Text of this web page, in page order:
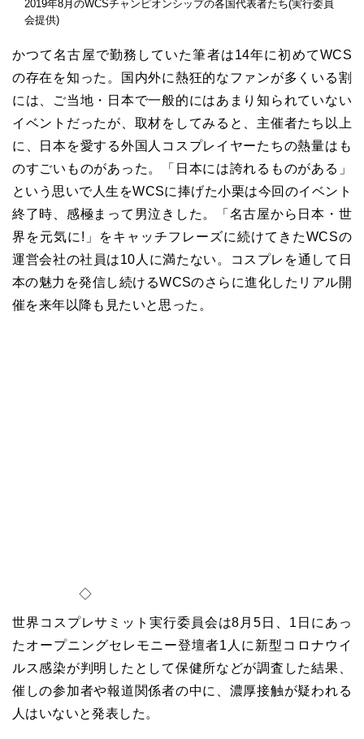
2019年8月のWCSチャンピオンシップの各国代表者たち(実行委員
会提供)
かつて名古屋で勤務していた筆者は14年に初めてWCS
の存在を知った。国内外に熱狂的なファンが多くいる割
には、ご当地・日本で一般的にはあまり知られていない
イベントだったが、取材をしてみると、主催者たち以上
に、日本を愛する外国人コスプレイヤーたちの熱量はも
のすごいものがあった。「日本には誇れるものがある」
という思いで人生をWCSに捧げた小栗は今回のイベント
終了時、感極まって男泣きした。「名古屋から日本・世
界を元気に!」をキャッチフレーズに続けてきたWCSの
運営会社の社員は10人に満たない。コスプレを通して日
本の魅力を発信し続けるWCSのさらに進化したリアル開
催を来年以降も見たいと思った。
◇
世界コスプレサミット実行委員会は8月5日、1日にあっ
たオープニングセレモニー登壇者1人に新型コロナウイ
ルス感染が判明したとして保健所などが調査した結果、
催しの参加者や報道関係者の中に、濃厚接触が疑われる
人はいないと発表した。